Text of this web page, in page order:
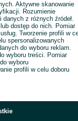
Aktywne skanowanie
Rozumienie
z różnych źródeł.
dostęp do nich. Pomiar
Tworzenie profili w
spersonalizowanych
do wyboru reklam.
wyboru treści. Pomiar
wyboru
profili w celu doboru